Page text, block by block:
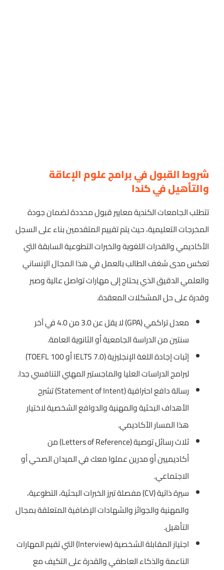
شروط القبول في برامج علوم الإعاقة
والتأهيل في كندا
تتطلب الجامعات الكندية معايير قبول محددة لضمان جودة
المخرجات التعليمية، حيث يتم تقييم المتقدمين بناء على السجل
الأكاديمي والقدرات اللغوية والخبرات التطوعية السابقة التي
تعكس مدى شغف الطالب بالعمل في هذا المجال الإنساني
والعلمي الدقيق الذي يحتاج إلى مهارات تواصل عالية وصبر
وقدرة على حل المشكلات المعقدة.
معدل تراكمي (GPA) لا يقل عن 3.0 من 4.0 في آخر
سنتين من الدراسة الجامعية أو الثانوية العامة.
إثبات إجادة اللغة الإنجليزية (IELTS 7.0 أو TOEFL 100)
لبرامج الدراسات العليا والماجستير المهني التنافسي جدا.
رسالة دافع احترافية (Statement of Intent) تشرح
الأهداف البحثية والمهنية والدوافع الشخصية لاختيار
هذا المسار الأكاديمي.
ثلاث رسائل توصية (Letters of Reference) من
أكاديميين أو مدرين عملوا معك في الميدان الصحي أو
الاجتماعي.
سيرة ذاتية (CV) مفصلة تبرز الخبرات البحثية، التطوعية،
والمهنية والجوائز والشهادات الإضافية المتعلقة بمجال
التأهيل.
اجتياز المقابلة الشخصية (Interview) التي تقيم المهارات
الناعمة والذكاء العاطفي والقدرة على التكيف مع